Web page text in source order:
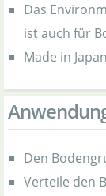
Das
ist auch für
Made in Japan
Den
Verteile den